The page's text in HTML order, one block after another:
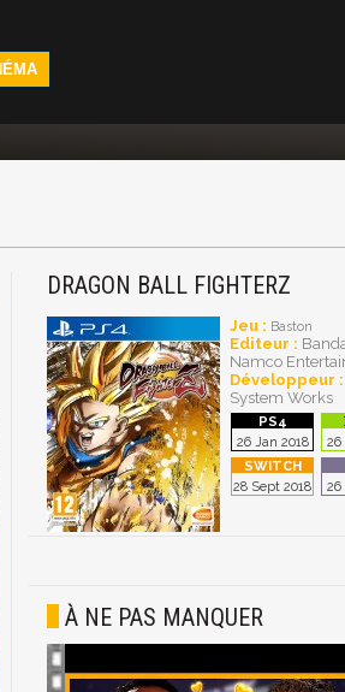
DRAGON BALL FIGHTERZ
Jeu : Baston
Editeur :
Namco
Développeur :
System Works
26 Jan 2018 26
28 Sept 2018 26
À NE PAS MANQUER